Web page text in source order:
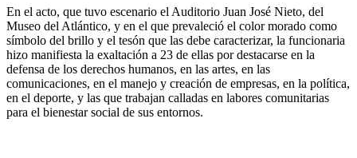
En el acto, que tuvo escenario el Auditorio Juan José Nieto, del
Museo del Atlántico, y en el que prevaleció el color morado como
símbolo del brillo y el tesón que las debe caracterizar, la funcionaria
hizo manifiesta la exaltación a 23 de ellas por destacarse en la
defensa de los derechos humanos, en las artes, en las
comunicaciones, en el manejo y creación de empresas, en la política,
en el deporte, y las que trabajan calladas en labores comunitarias
para el bienestar social de sus entornos.